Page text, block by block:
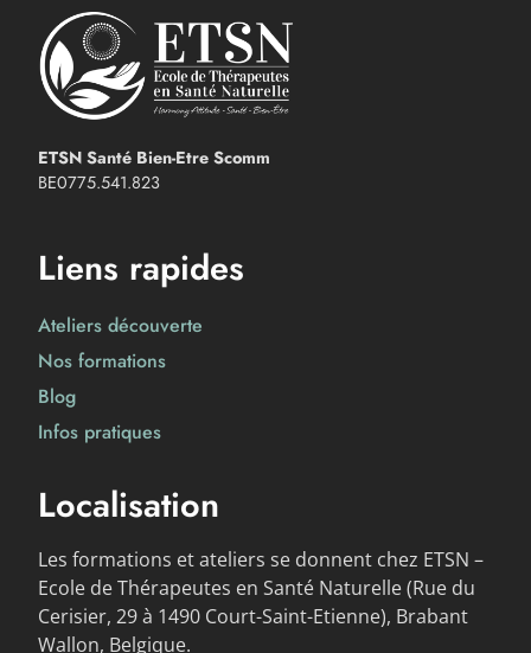
ETSN Santé Bien-Etre Scomm
BE0775.541.823
Liens rapides
Ateliers découverte
Nos formations
Blog
Infos pratiques
Localisation
Les formations et ateliers se donnent chez ETSN –
Ecole de Thérapeutes en Santé Naturelle (Rue du
Cerisier, 29 à 1490 Court-Saint-Etienne), Brabant
Wallon, Belgique.